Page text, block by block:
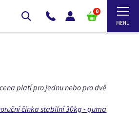
0
platí pro jednu nebo pro dvě
činka stabilní 30kg - guma